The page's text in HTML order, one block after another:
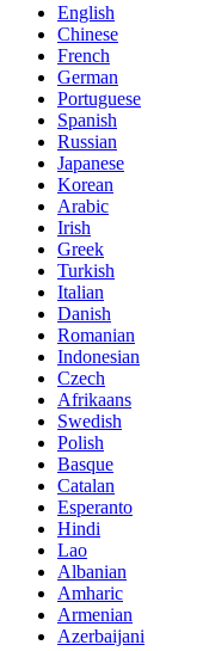
English
Chinese
French
German
Portuguese
Spanish
Russian
Japanese
Korean
Arabic
Irish
Greek
Turkish
Italian
Danish
Romanian
Indonesian
Czech
Afrikaans
Swedish
Polish
Basque
Catalan
Esperanto
Hindi
Lao
Albanian
Amharic
Armenian
Azerbaijani